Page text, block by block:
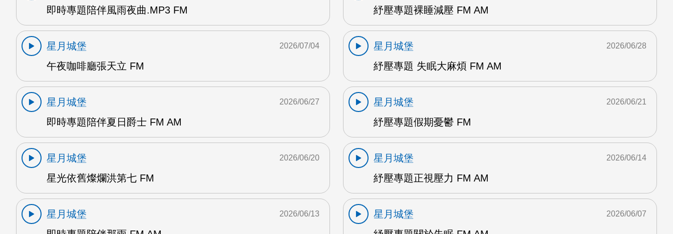
即時專題陪伴風雨夜曲.MP3 FM
紓壓專題裸睡減壓 FM AM
星月城堡
午夜咖啡廳張天立 FM
2026/07/04
星月城堡
紓壓專題 失眠大麻煩 FM AM
2026/06/28
星月城堡
即時專題陪伴夏日爵士 FM AM
2026/06/27
星月城堡
紓壓專題假期憂鬱 FM
2026/06/21
星月城堡
星光依舊燦爛洪第七 FM
2026/06/20
星月城堡
紓壓專題正視壓力 FM AM
2026/06/14
星月城堡
2026/06/13
星月城堡
2026/06/07